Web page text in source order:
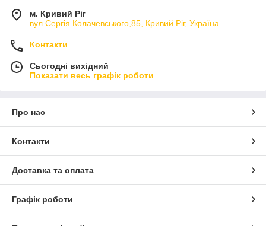
м. Кривий Ріг
вул.Сергія Колачевського,85, Кривий Ріг, Україна
Контакти
Сьогодні вихідний
Показати весь графік роботи
Про нас
Контакти
Доставка та оплата
Графік роботи